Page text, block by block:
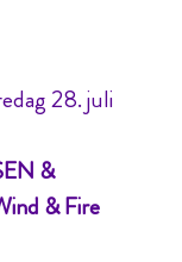
28. juli
&
& Fire